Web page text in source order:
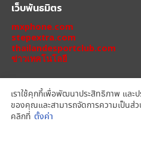
เว็บพันธมิตร
mxphone.com
stepextra.com
thailandesportclub.com
ข่าวเทคโนโลยี
IPHONE 14 PRO
เราใช้คุกกี้เพื่อพัฒนาประสิทธิภาพ และ
ของคุณและสามารถจัดการความเป็นส่
คลิกที่ ตั้งค่า